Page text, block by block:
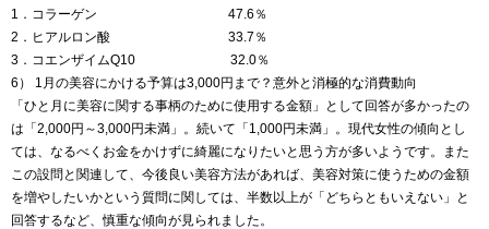
1．コラーゲン 47.6％
2．ヒアルロン酸 33.7％
3．コエンザイムQ10 32.0％
6） 1月の美容にかける予算は3,000円まで？意外と消極的な消費動向
「ひと月に美容に関する事柄のために使用する金額」として回答が多かったの
は「2,000円～3,000円未満」。続いて「1,000円未満」。現代女性の傾向とし
ては、なるべくお金をかけずに綺麗になりたいと思う方が多いようです。また
この設問と関連して、今後良い美容方法があれば、美容対策に使うための金額
を増やしたいかという質問に関しては、半数以上が「どちらともいえない」と
回答するなど、慎重な傾向が見られました。